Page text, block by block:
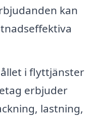
kan
i flyttjänster
erbjuder
lastning,